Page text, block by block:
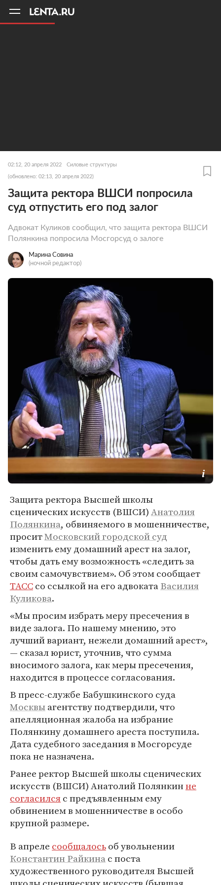
02:12, 20 апреля 2022 Силовые структуры
(обновлено: 02:13, 20 апреля 2022)
Защита ректора ВШСИ попросила
суд отпустить его под залог
Адвокат Куликов сообщил, что защита ректора ВШСИ
Полянкина попросила Мосгорсуд о залоге
Марина Совина
(ночной редактор)
Защита ректора Высшей школы
сценических искусств (ВШСИ)Анатолия
Полянкина, обвиняемого в мошенничестве,
проситМосковский городской суд
изменить ему домашний арест на залог,
чтобы дать ему возможность «следить за
своим самочувствием». Об этом сообщает
ТАССсо ссылкой на его адвокатаВасилия
Куликова.
«Мы просим избрать меру пресечения в
виде залога. По нашему мнению, это
лучший вариант, нежели домашний арест»,
— сказал юрист, уточнив, что сумма
вносимого залога, как меры пресечения,
находится в процессе согласования.
В пресс-службе Бабушкинского суда
Москвыагентству подтвердили, что
апелляционная жалоба на избрание
Полянкину домашнего ареста поступила.
Дата судебного заседания в Мосгорсуде
пока не назначена.
Ранее ректор Высшей школы сценических
искусств (ВШСИ) Анатолий Полянкинне
согласилсяс предъявленным ему
обвинением в мошенничестве в особо
крупной размере.
В апреле сообщалосьоб увольнении
Константин Райкинас поста
художественного руководителя Высшей